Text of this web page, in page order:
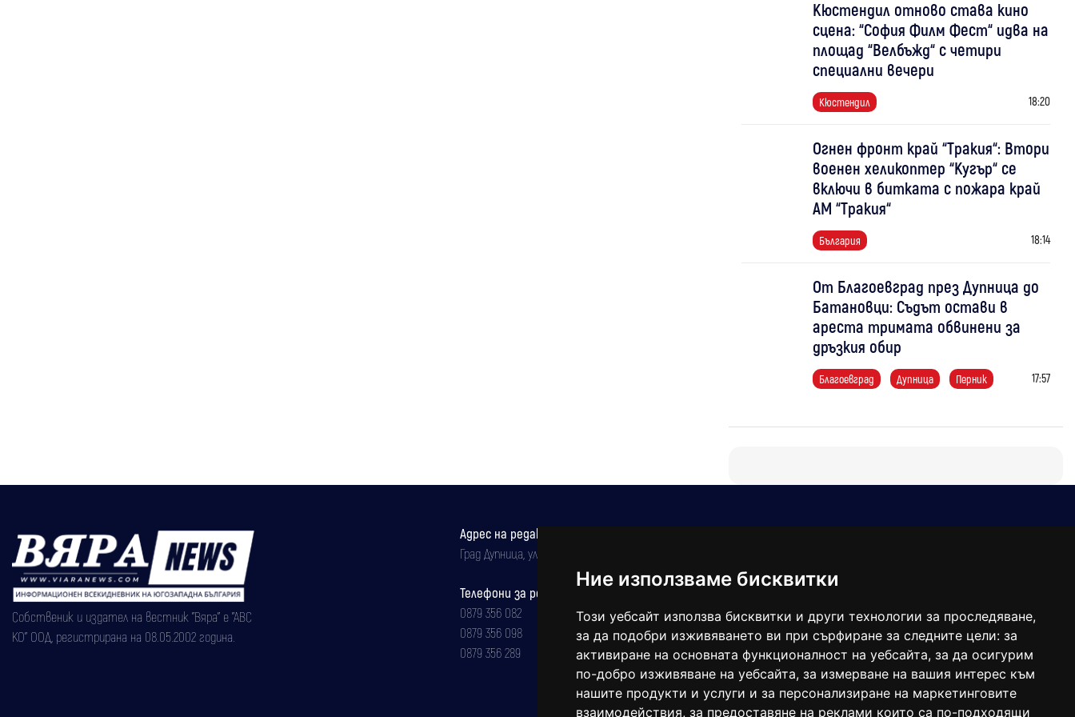
Ние използваме бисквитки
Този уебсайт използва бисквитки и други технологии за проследяване,
за да подобри изживяването ви при сърфиране за следните цели: за
активиране на основната функционалност на уебсайта, за да осигурим
по-добро изживяване на уебсайта, за измерване на вашия интерес към
нашите продукти и услуги и за персонализиране на маркетинговите
взаимодействия, за предоставяне на реклами които са по-подходящи
Кюстендил отново става кино
сцена: “София Филм Фест“ идва на
площад “Велбъжд“ с четири
специални вечери
Кюстендил 18:20
Огнен фронт край “Тракия“: Втори
военен хеликоптер “Кугър“ се
включи в битката с пожара край
АМ “Тракия“
България 18:14
От Благоевград през Дупница до
Батановци: Съдът остави в
ареста тримата обвинени за
дръзкия обир
Благоевград Дупница Перник 17:57
Собственик и издател на вестник "Вяра" е "АВС
КО" ООД, регистрирана на 08.05.2002 година.
Адрес на редакцията
Град Дупница, ул.''Христо Ботев" 43
Телефони за реклама и абонаменти
0879 356 082
0879 356 098
0879 356 289
balgarkanews@gmail.com